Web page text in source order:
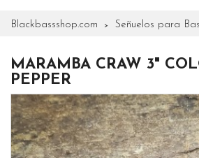
Blackbassshop.com Señuelos para
MARAMBA CRAW 3"
PEPPER